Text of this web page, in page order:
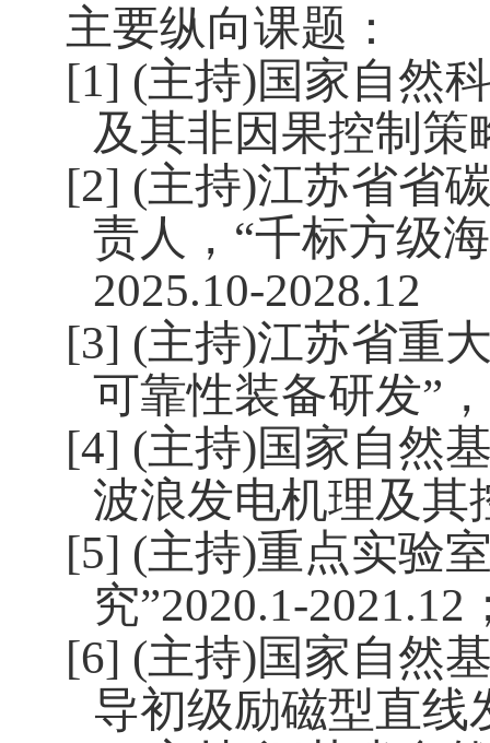
主要纵向课题：
[1] (主持)国家自然
及其非因果控制策
[2] (主持)江苏省省
责人，“千标方级
2025.10-2028.12
[3] (主持)江苏省重
可靠性装备研发”，
[4] (主持)国家自然
波浪发电机理及其
[5] (主持)重点实验
究”2020.1-2021.12
[6] (主持)国家自然
导初级励磁型直线